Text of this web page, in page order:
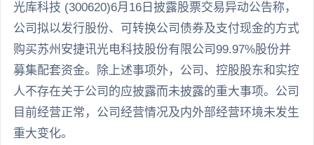
光库科技 (300620)6月16日披露股票交易异动公告称，
公司拟以发行股份、可转换公司债券及支付现金的方式
购买苏州安捷讯光电科技股份有限公司99.97%股份并
募集配套资金。除上述事项外，公司、控股股东和实控
人不存在关于公司的应披露而未披露的重大事项。公司
目前经营正常，公司经营情况及内外部经营环境未发生
重大变化。